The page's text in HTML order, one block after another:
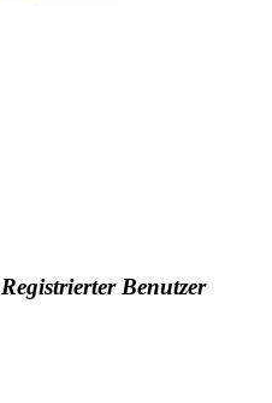
Registrierter Benutzer